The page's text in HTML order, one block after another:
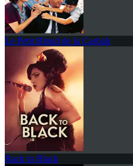
Le Petit Blond de la Casbah
Back to Black